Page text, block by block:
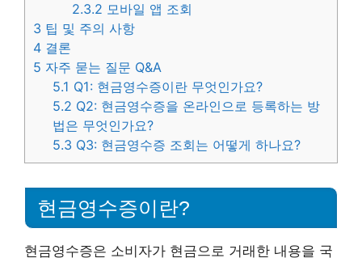
2.3.2 모바일 앱 조회
3 팁 및 주의 사항
4 결론
5 자주 묻는 질문 Q&A
5.1 Q1: 현금영수증이란 무엇인가요?
5.2 Q2: 현금영수증을 온라인으로 등록하는 방
법은 무엇인가요?
5.3 Q3: 현금영수증 조회는 어떻게 하나요?
현금영수증이란?
현금영수증은 소비자가 현금으로 거래한 내용을 국